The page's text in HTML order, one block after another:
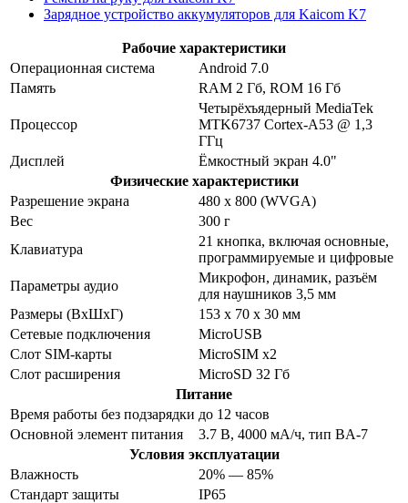
Зарядное устройство аккумуляторов для Kaicom K7
Рабочие характеристики
Операционная система
Android 7.0
Память
RAM 2 Гб, ROM 16 Гб
Процессор
Четырёхъядерный MediaTek
MTK6737 Cortex-A53 @ 1,3
ГГц
Дисплей
Ёмкостный экран 4.0"
Физические характеристики
Разрешение экрана
480 x 800 (WVGA)
Вес
300 г
Клавиатура
21 кнопка, включая основные,
программируемые и цифровые
Параметры аудио
Микрофон, динамик, разъём
для наушников 3,5 мм
Размеры (ВхШхГ)
153 x 70 x 30 мм
Сетевые подключения
MicroUSB
Слот SIM-карты
MicroSIM x2
Слот расширения
MicroSD 32 Гб
Питание
Время работы без подзарядки до 12 часов
Основной элемент питания
3.7 В, 4000 мА/ч, тип BA-7
Условия эксплуатации
Влажность
20% — 85%
Стандарт защиты
IP65